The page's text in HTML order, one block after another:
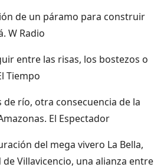
de un páramo para construir
W Radio
entre las risas, los bostezos o
Tiempo
río, otra consecuencia de la
El Espectador
del mega vivero La Bella,
Villavicencio, una alianza entre